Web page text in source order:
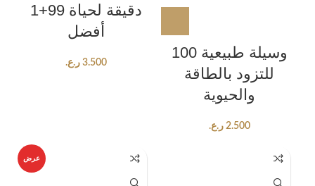
1+99 دقيقة لحياة
أفضل
3.500 ر.ع.
100 وسيلة طبيعية
للتزود بالطاقة
والحيوية
2.500 ر.ع.
عرض